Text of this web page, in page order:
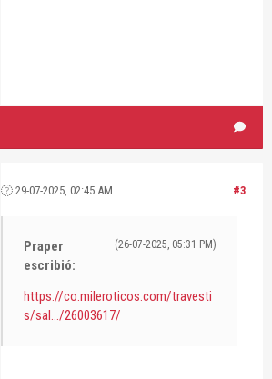
#3
29-07-2025, 02:45 AM
(26-07-2025, 05:31 PM)
Praper
escribió:
https://co.mileroticos.com/travesti
s/sal.../26003617/